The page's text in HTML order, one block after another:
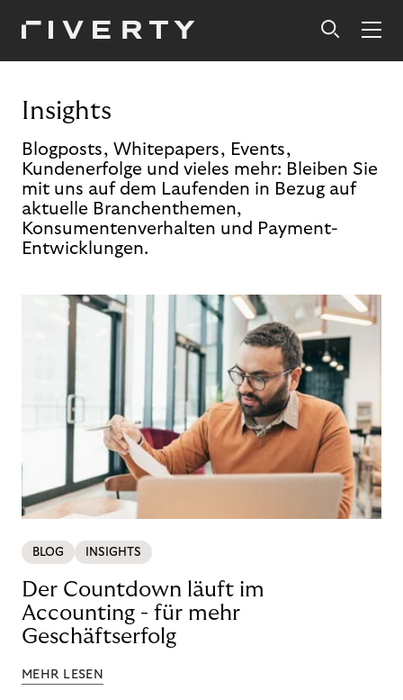
Insights
Blogposts, Whitepapers, Events,
Kundenerfolge und vieles mehr: Bleiben Sie
mit uns auf dem Laufenden in Bezug auf
aktuelle Branchenthemen,
Konsumentenverhalten und Payment-
Entwicklungen.
BLOG INSIGHTS
Der Countdown läuft im
Accounting - für mehr
Geschäftserfolg
MEHR LESEN